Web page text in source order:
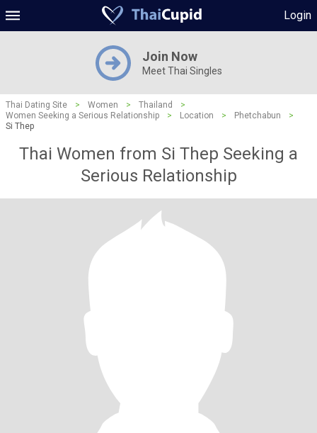
Login
Join Now
Meet Thai Singles
Thai Dating Site > Women > Thailand
>
Women Seeking a Serious Relationship
> Location > Phetchabun
>
Si Thep
Thai Women from Si Thep Seeking a
Serious Relationship